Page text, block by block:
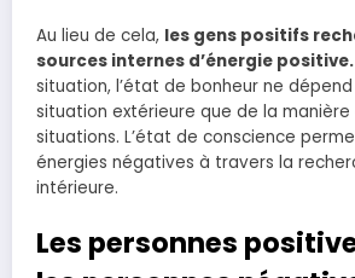
Au lieu de cela, les gens positifs
sources internes d’énergie positive.
situation, l’état de bonheur ne
situation extérieure que de la
situations. L’état de conscience
énergies négatives à travers la
intérieure.
Les personnes